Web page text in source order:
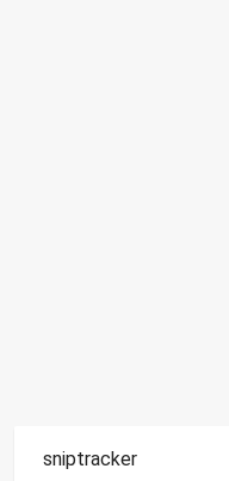
sniptracker